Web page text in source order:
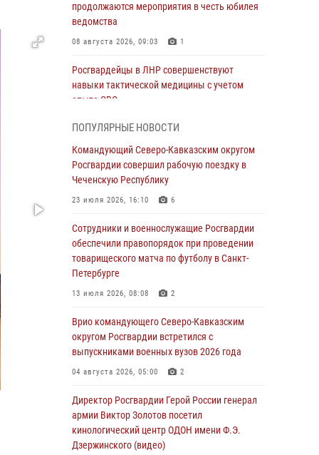
продолжаются мероприятия в честь юбилея
ведомства
08 августа 2026, 09:03 1
Росгвардейцы в ЛНР совершенствуют
навыки тактической медицины с учетом
опыта СВО
ОМОН «Ойрат» Управления Росгвардии по
Республике Калмыкия исполнилось 20 лет
08 августа 2026, 07:00
Росгвардии провели турнир по настольному
теннису ко Дню физкультурника
08 августа 2026, 07:00
Военнослужащие Софринской бригады
патриотического проекта «Дорогой
Ломоносова — дорогой к Победе в СВО»
(видео)
08 августа 2026, 07:00 2
Росгвардейцы обеспечили безопасность
«Поезда Победы» в Кузбассе
08 августа 2026, 07:00
ПОПУЛЯРНЫЕ НОВОСТИ
Командующий Северо-Кавказским округом
Росгвардии совершил рабочую поездку в
Чеченскую Республику
23 июля 2026, 16:10 6
Сотрудники и военнослужащие Росгвардии
обеспечили правопорядок при проведении
товарищеского матча по футболу в Санкт-
Петербурге
13 июля 2026, 08:08 2
Врио командующего Северо-Кавказским
округом Росгвардии встретился с
выпускниками военных вузов 2026 года
04 августа 2026, 05:00 2
Директор Росгвардии Герой России генерал
армии Виктор Золотов посетил
кинологический центр ОДОН имени Ф.Э.
Дзержинского (видео)